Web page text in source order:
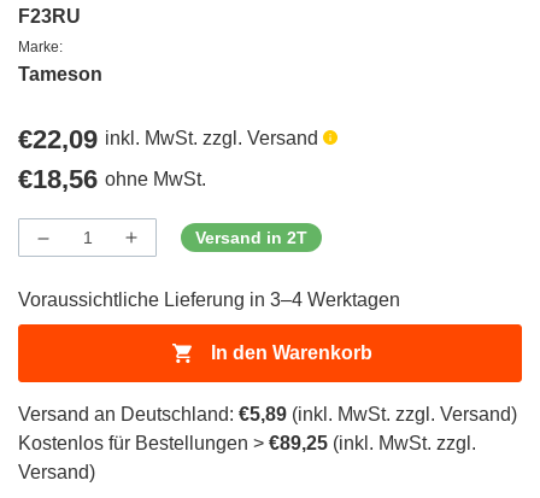
F23RU
Marke:
Tameson
Regulärer
Preis
€22,09 inkl. MwSt. zzgl. Versand
Regulärer
Preis
€18,56 ohne MwSt.
Menge
Menge
verringern
ProductDrop
Menge
erhöhen
ProductDrop
Versand in 2T
Voraussichtliche Lieferung in 3–4 Werktagen
In den Warenkorb
Versand an Deutschland: €5,89 (inkl. MwSt. zzgl. Versand)
Kostenlos für Bestellungen > €89,25 (inkl. MwSt. zzgl.
Versand)